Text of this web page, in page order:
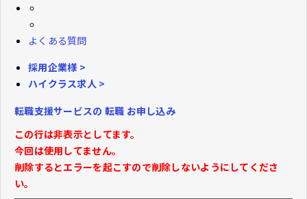
よくある質問
採用企業様 >
ハイクラス求人 >
転職支援サービスの 転職 お申し込み
この行は非表示としてます。
今回は使用してません。
削除するとエラーを起こすので削除しないようにしてくださ
い。